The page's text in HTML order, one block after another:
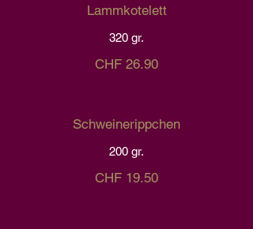
Lammkotelett
320 gr.
CHF 26.90
Schweinerippchen
200 gr.
CHF 19.50